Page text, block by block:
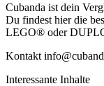
Cubanda ist dein
Du findest hier die
LEGO® oder
Kontakt
Interessante Inhalte